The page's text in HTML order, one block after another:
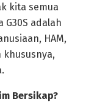
kita semua
adalah
HAM,
Bersikap?